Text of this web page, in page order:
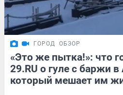
ГОРОД ОБЗОР
«Это же пытка!»: что
29.RU о гуле с баржи в
который мешает им